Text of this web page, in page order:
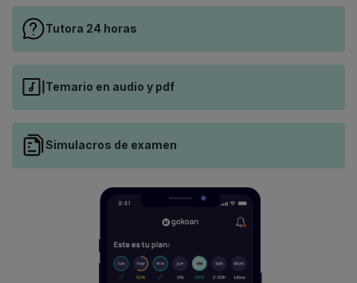
Tutora 24 horas
Temario en audio y pdf
Simulacros de examen